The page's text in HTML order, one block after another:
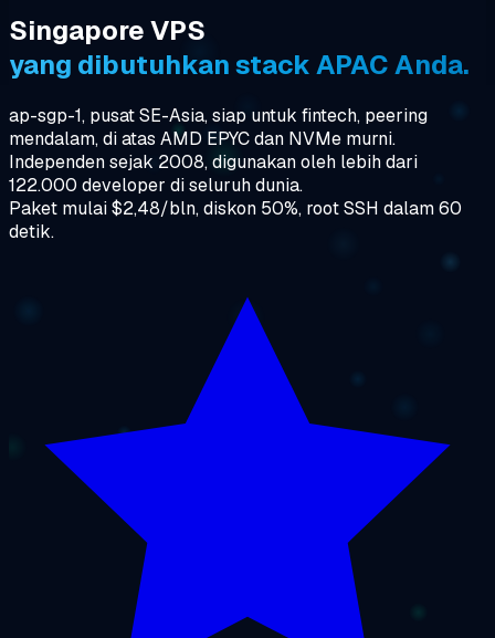
Singapore VPS
yang dibutuhkan stack APAC Anda.
ap-sgp-1, pusat SE-Asia, siap untuk fintech, peering
mendalam, di atas AMD EPYC dan NVMe murni.
Independen sejak 2008, digunakan oleh lebih dari
122.000 developer di seluruh dunia.
Paket mulai $2,48/bln, diskon 50%, root SSH dalam 60
detik.